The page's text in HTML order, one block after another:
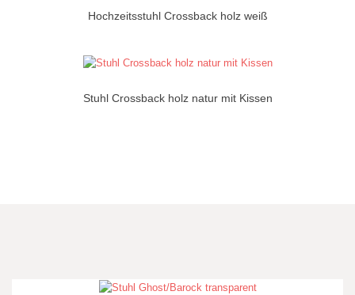
Hochzeitsstuhl Crossback holz weiß
Stuhl Crossback holz natur mit Kissen